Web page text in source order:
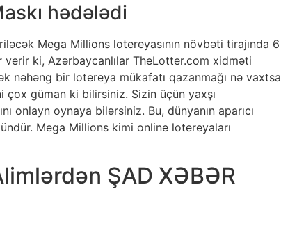
hədələdi
Mega Millions lotereyasının növbəti tirajında 6
ki, Azərbaycanlılar TheLotter.com xidməti
nəhəng bir lotereya mükafatı qazanmağı nə vaxtsa
çox güman ki bilirsiniz. Sizin üçün yaxşı
onlayn oynaya bilərsiniz. Bu, dünyanın aparıcı
Mega Millions kimi online lotereyaları
ŞAD XƏBƏR